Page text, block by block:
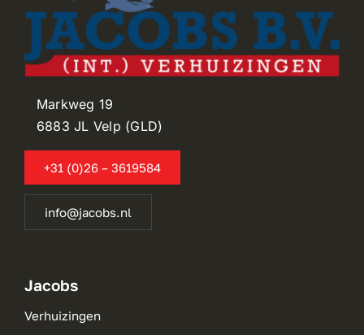
Markweg 19
6883 JL Velp (GLD)
+31 (0)26 – 3619584
info@jacobs.nl
Jacobs
Verhuizingen